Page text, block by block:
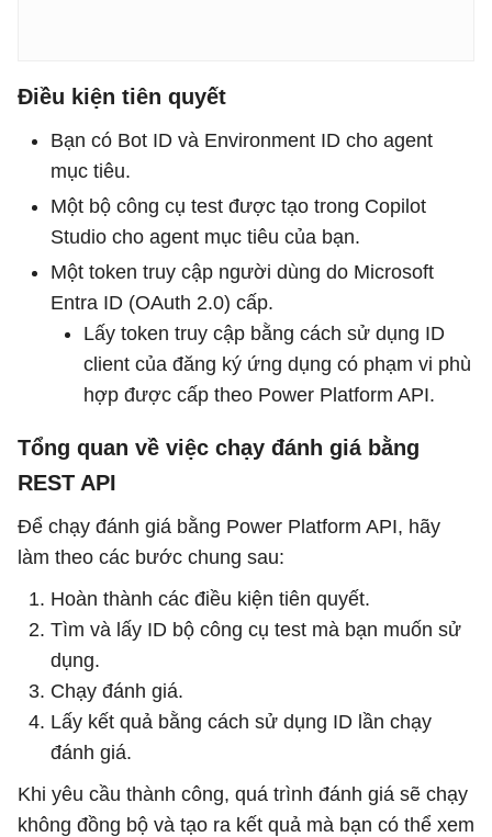
Điều kiện tiên quyết
Bạn có Bot ID và Environment ID cho agent
mục tiêu.
Một bộ công cụ test được tạo trong Copilot
Studio cho agent mục tiêu của bạn.
Một token truy cập người dùng do Microsoft
Entra ID (OAuth 2.0) cấp.
Lấy token truy cập bằng cách sử dụng ID
client của đăng ký ứng dụng có phạm vi phù
hợp được cấp theo Power Platform API.
Tổng quan về việc chạy đánh giá bằng
REST API
Để chạy đánh giá bằng Power Platform API, hãy
làm theo các bước chung sau:
Hoàn thành các điều kiện tiên quyết.
Tìm và lấy ID bộ công cụ test mà bạn muốn sử
dụng.
Chạy đánh giá.
Lấy kết quả bằng cách sử dụng ID lần chạy
đánh giá.
Khi yêu cầu thành công, quá trình đánh giá sẽ chạy
không đồng bộ và tạo ra kết quả mà bạn có thể xem